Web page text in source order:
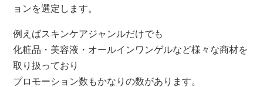
ョンを選定します。
例えばスキンケアジャンルだけでも
化粧品・美容液・オールインワンゲルなど様々な商材を
取り扱っており
プロモーション数もかなりの数があります。